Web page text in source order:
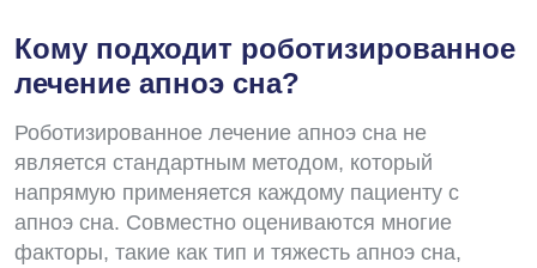
Кому подходит роботизированное
лечение апноэ сна?
Роботизированное лечение апноэ сна не
является стандартным методом, который
напрямую применяется каждому пациенту с
апноэ сна. Совместно оцениваются многие
факторы, такие как тип и тяжесть апноэ сна,